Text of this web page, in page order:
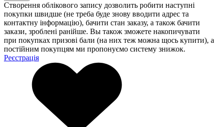
Створення облікового запису дозволить робити наступні
покупки швидше (не треба буде знову вводити адрес та
контактну інформацію), бачити стан заказу, а також бачити
закази, зроблені ранійше. Вы також зможете накопичувати
при покупках призові бали (на них теж можна щось купити), а
постійним покупцям ми пропонуємо систему знижок.
Реєстрація